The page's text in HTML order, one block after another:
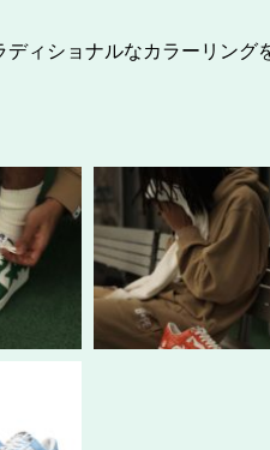
ィショナルなカラーリング